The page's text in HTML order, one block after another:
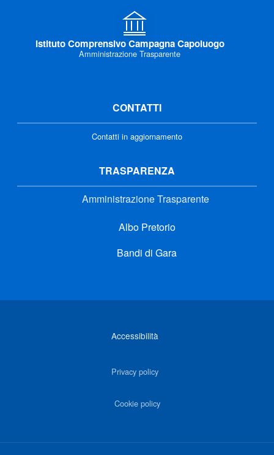
Istituto Comprensivo Campagna Capoluogo
Amministrazione Trasparente
CONTATTI
Contatti in aggiornamento
TRASPARENZA
Amministrazione Trasparente
Albo Pretorio
Bandi di Gara
Accessibilità
Privacy policy
Cookie policy